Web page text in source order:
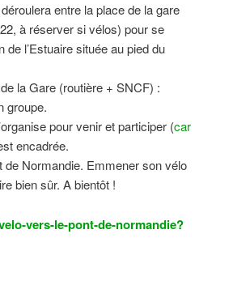
entre la place de la gare
à réserver si vélos) pour se
l’Estuaire située au pied du
la Gare (routière + SNCF) :
groupe.
pour venir et participer (car
encadrée.
de Normandie. Emmener son vélo
bien sûr. A bientôt !
vers-le-pont-de-normandie?